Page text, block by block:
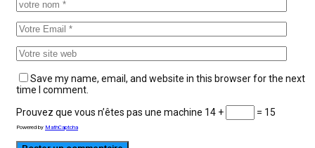
Save my name, email, and website in this browser for the next
time I comment.
Prouvez que vous n’êtes pas une machine 14 + = 15
Powered by MathCaptcha